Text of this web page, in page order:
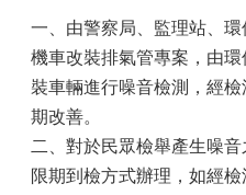
一、由警察局、監理站、
機車改裝排氣管專案，由
裝車輛進行噪音檢測，經
期改善。
二、對於民眾檢舉產生噪
限期到檢方式辦理，如經